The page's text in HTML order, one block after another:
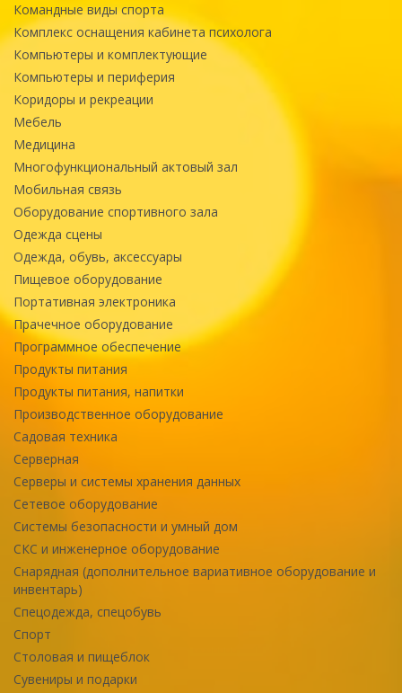
Командные виды спорта
Комплекс оснащения кабинета психолога
Компьютеры и комплектующие
Компьютеры и периферия
Коридоры и рекреации
Мебель
Медицина
Многофункциональный актовый зал
Мобильная связь
Оборудование спортивного зала
Одежда сцены
Одежда, обувь, аксессуары
Пищевое оборудование
Портативная электроника
Прачечное оборудование
Программное обеспечение
Продукты питания
Продукты питания, напитки
Производственное оборудование
Садовая техника
Серверная
Серверы и системы хранения данных
Сетевое оборудование
Системы безопасности и умный дом
СКС и инженерное оборудование
Снарядная (дополнительное вариативное оборудование и
инвентарь)
Спецодежда, спецобувь
Спорт
Столовая и пищеблок
Сувениры и подарки